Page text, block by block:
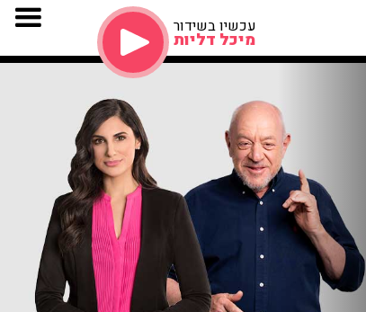
עכשיו בשידור
מיכל דליות